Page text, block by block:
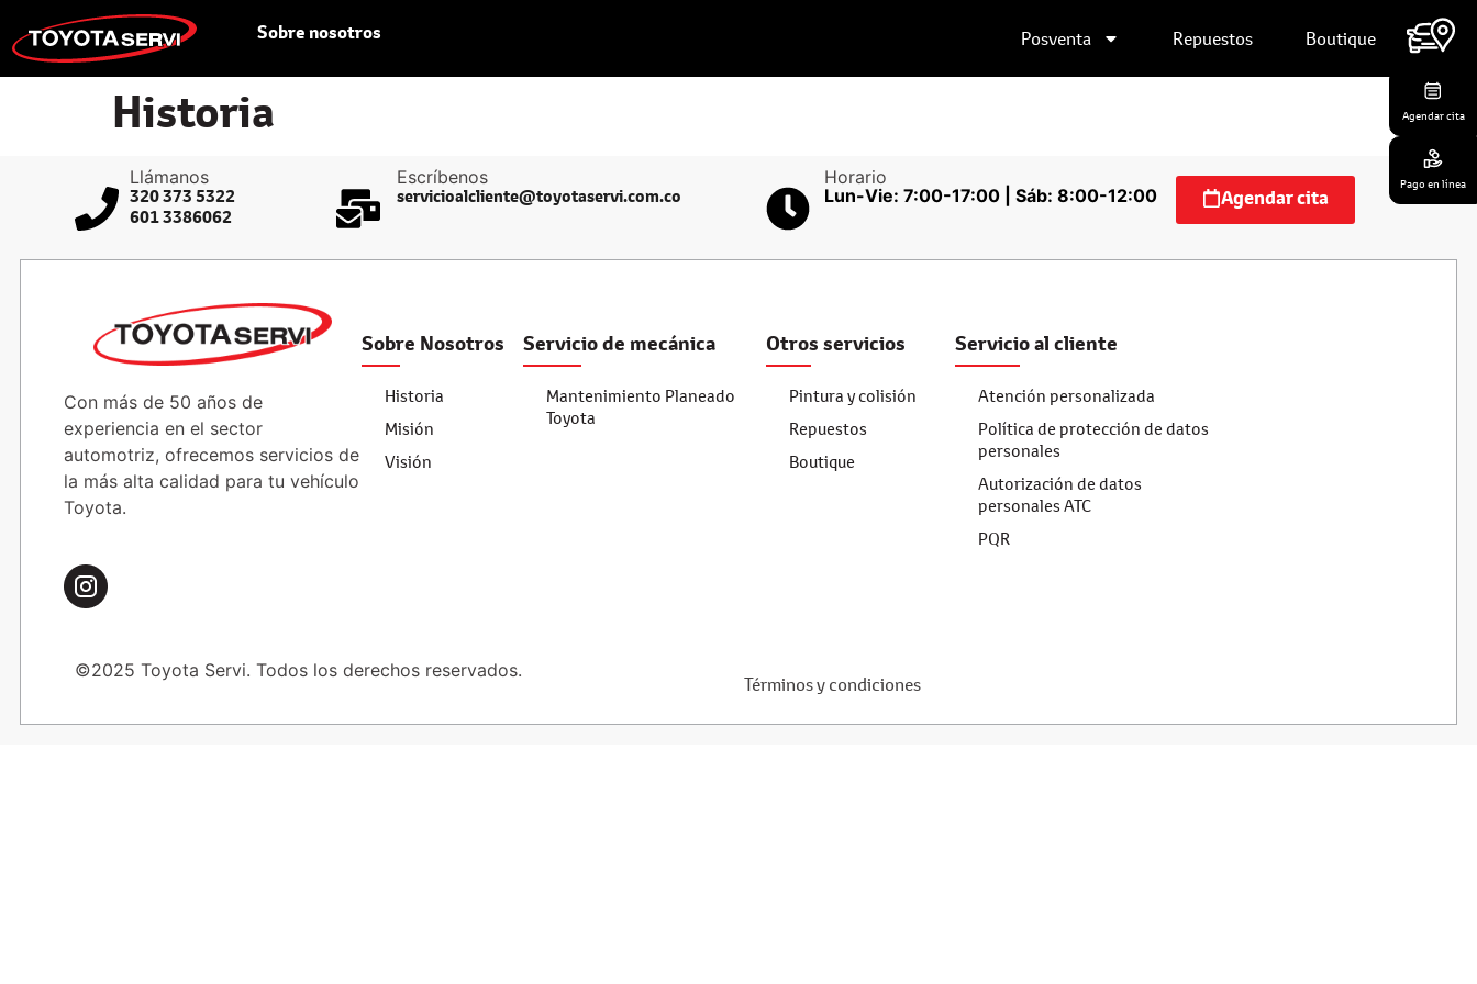
Sobre nosotros Posventa Repuestos Boutique
Historia
Llámanos
320 373 5322
601 3386062
Escríbenos
servicioalcliente@toyotaservi.com.co
Horario
Lun-Vie: 7:00-17:00 | Sáb: 8:00-12:00
Agendar cita
Con más de 50 años de
experiencia en el sector
automotriz, ofrecemos servicios de
la más alta calidad para tu vehículo
Toyota.
Sobre Nosotros
Historia
Misión
Visión
Servicio de mecánica
Mantenimiento Planeado
Toyota
Otros servicios
Pintura y colisión
Repuestos
Boutique
Servicio al cliente
Atención personalizada
Política de protección de datos
personales
Autorización de datos
personales ATC
PQR
©2025 Toyota Servi. Todos los derechos reservados.
Términos y condiciones
Contáctanos
Agendar cita
Pago en línea